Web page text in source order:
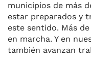
municipios de más
estar preparados y
este sentido. Más
en marcha. Y en
también avanzan